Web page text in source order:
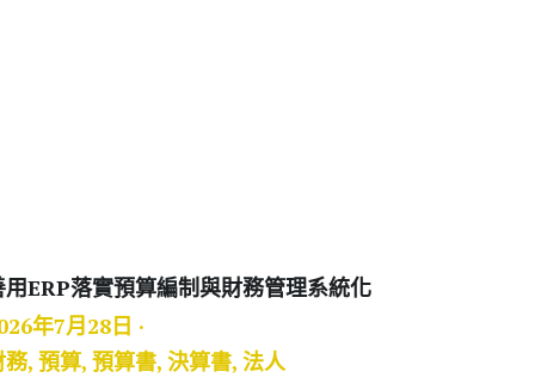
用ERP落實預算編制與財務管理系統化
年7月28日 ·
務, 預算, 預算書, 決算書, 法人